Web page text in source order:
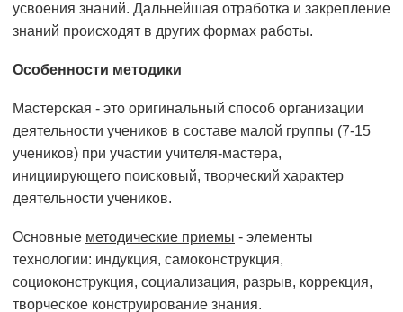
усвоения знаний. Дальнейшая отработка и закрепление
знаний происходят в других формах работы.
Особенности методики
Мастерская - это оригинальный способ организации
деятельности учеников в составе малой группы (7-15
учеников) при участии учителя-мастера,
инициирующего поисковый, творческий характер
деятельности учеников.
Основные методические приемы - элементы
технологии: индукция, самоконструкция,
социоконструкция, социализация, разрыв, коррекция,
творческое конструирование знания.